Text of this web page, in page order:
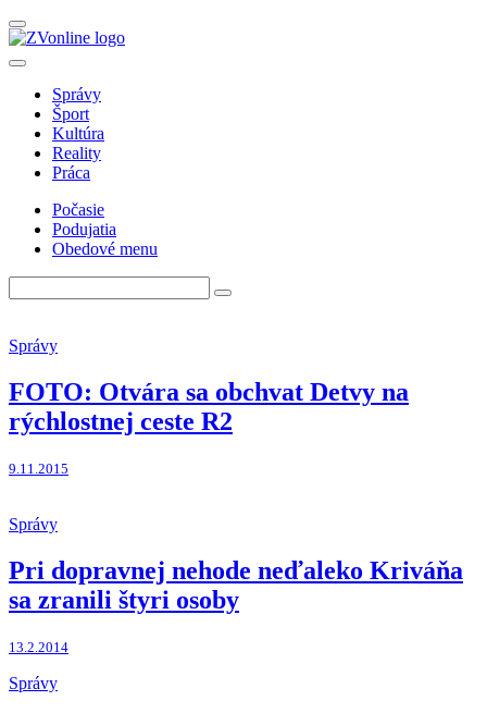
Správy
Šport
Kultúra
Reality
Práca
Počasie
Podujatia
Obedové menu
Správy
FOTO: Otvára sa obchvat Detvy na
rýchlostnej ceste R2
9.11.2015
Správy
Pri dopravnej nehode neďaleko Kriváňa
sa zranili štyri osoby
13.2.2014
Správy